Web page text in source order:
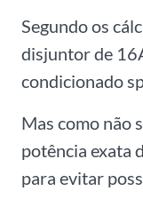
Segundo os
disjuntor de
condicionado
Mas como não
potência exata
para evitar